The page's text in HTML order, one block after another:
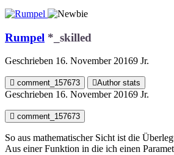
Rumpel *_skilled
Geschrieben 16. November 20169 Jr.
comment_157673 Author stats
Geschrieben 16. November 20169 Jr.
comment_157673
So aus mathematischer Sicht ist die
Aus einer Funktion in die ich einen